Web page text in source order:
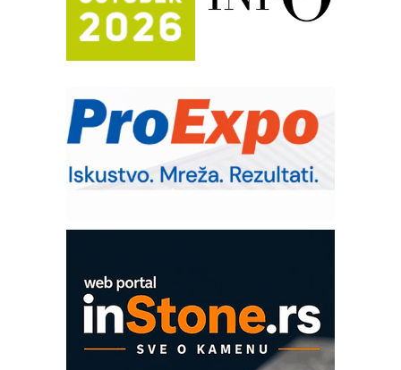
Automatizacija pakovanja · Display
(Shelf-Ready) omotnice
Potpuna efikasnost bez složenih
Trajna oznaka kao dugoročna korist
Bezbednost na prvom mestu!
IB BLUMENAUER - više od 40 godina
poverenja u industriji
OBO sistemi mrežastih nosača kablova
Proizvodnja iC7 Hybrid 1500 VDC
mrežnog pretvarača sa tečnim
hlađenjem